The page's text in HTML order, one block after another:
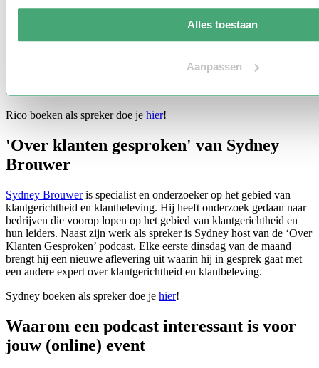
Alles toestaan
Aanpassen
doorbrekend denken. Ook is hij bedenker van de "Slechte ideeën"
podcast. Deze podcasten gaan over creativiteit, serendipiteit en
zorgen ze dat ze ook nog worden uitgevoerd? In de podcast
creativiteit.
Rico boeken als spreker doe je hier!
'Over klanten gesproken' van Sydney
Brouwer
Sydney Brouweris specialist en onderzoeker op het gebied van
klantgerichtheid en klantbeleving. Hij heeft onderzoek gedaan naar
bedrijven die voorop lopen op het gebied van klantgerichtheid en
hun leiders. Naast zijn werk als spreker is Sydney host van de ‘Over
Klanten Gesproken’ podcast. Elke eerste dinsdag van de maand
brengt hij een nieuwe aflevering uit waarin hij in gesprek gaat met
een andere expert over klantgerichtheid en klantbeleving.
Sydney boeken als spreker doe je hier!
Waarom een podcast interessant is voor
jouw (online) event